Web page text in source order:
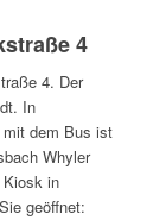
4
4. Der
In
dem Bus ist
Whyler
Kiosk in
geöffnet: